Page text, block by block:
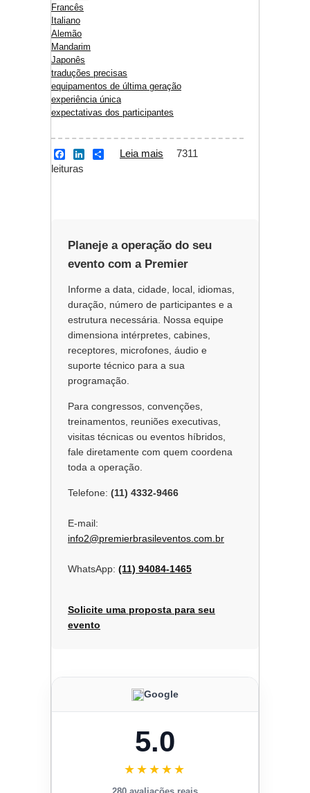
Francês
Italiano
Alemão
Mandarim
Japonês
traduções precisas
equipamentos de última geração
experiência única
expectativas dos participantes
a
c
Leia mais sobre Tradução
7311
leituras
Planeje a operação do seu
evento com a Premier
Informe a data, cidade, local, idiomas,
duração, número de participantes e a
estrutura necessária. Nossa equipe
dimensiona intérpretes, cabines,
receptores, microfones, áudio e
suporte técnico para a sua
programação.
Para congressos, convenções,
treinamentos, reuniões executivas,
visitas técnicas ou eventos híbridos,
fale diretamente com quem coordena
toda a operação.
Telefone: (11) 4332-9466
E-mail:
info2@premierbrasileventos.com.br
WhatsApp: (11) 94084-1465
Solicite uma proposta para seu
evento
Google
5.0
★★★★★